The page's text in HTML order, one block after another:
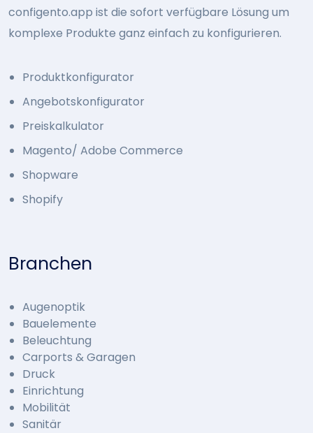
configento.app ist die sofort verfügbare Lösung um
komplexe Produkte ganz einfach zu konfigurieren.
Produktkonfigurator
Angebotskonfigurator
Preiskalkulator
Magento/ Adobe Commerce
Shopware
Shopify
Branchen
Augenoptik
Bauelemente
Beleuchtung
Carports & Garagen
Druck
Einrichtung
Mobilität
Sanitär